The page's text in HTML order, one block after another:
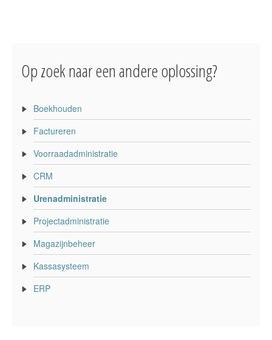
Op zoek naar een andere oplossing?
Boekhouden
Factureren
Voorraadadministratie
CRM
Urenadministratie
Projectadministratie
Magazijnbeheer
Kassasysteem
ERP